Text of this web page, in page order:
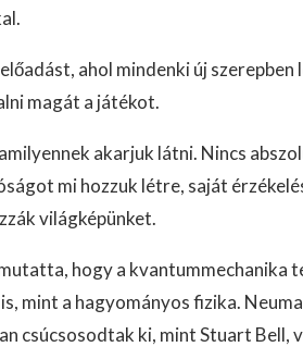
ahol mindenki új szerepben
magát a játékot.
akarjuk látni. Nincs
mi hozzuk létre, saját
világképünket.
hogy a kvantummechanika
mint a hagyományos fizika.
csúcsosodtak ki, mint Stuart Bell,